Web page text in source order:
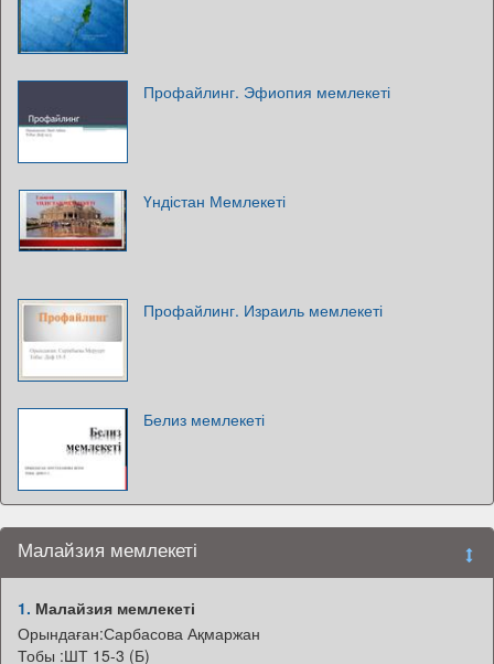
Профайлинг. Эфиопия мемлекеті
Үндістан Мемлекеті
Профайлинг. Израиль мемлекеті
Белиз мемлекеті
Малайзия мемлекеті
1. Малайзия мемлекеті
Орындаған:Сарбасова Ақмаржан
Тобы :ШТ 15-3 (Б)